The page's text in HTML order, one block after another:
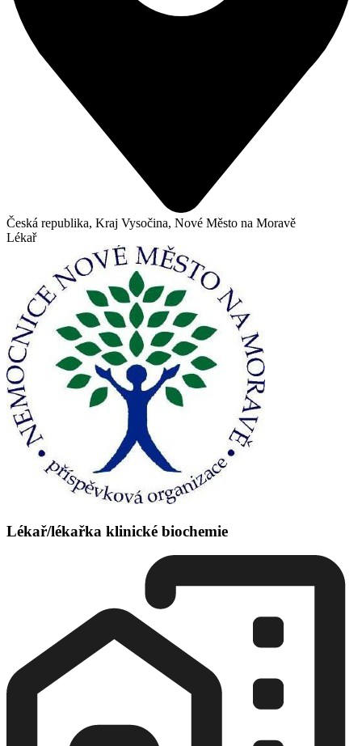
Česká republika, Kraj Vysočina, Nové Město na Moravě
Lékař
Lékař/lékařka klinické biochemie